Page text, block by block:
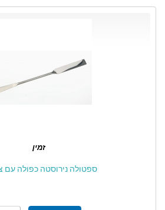
זמין
ספטולה נירוסטה כפולה עם